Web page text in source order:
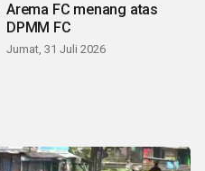
Arema FC menang atas
DPMM FC
Jumat, 31 Juli 2026